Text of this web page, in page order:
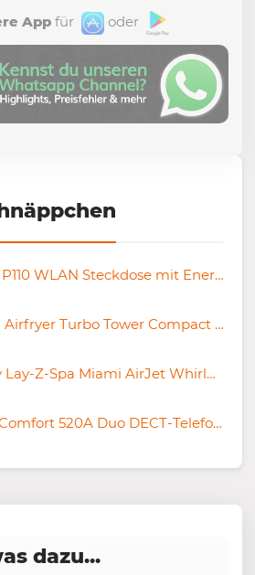
Appfür oder
💥 4x Tapo P110 WLAN Steckdose mit Energieverbrauchsmesser für 29,66€ (statt 41€)
🍖 COSORI Airfryer Turbo Tower Compact mit 2 Kammern für 149,99€ (statt 180€)
💦 Bestway Lay-Z-Spa Miami AirJet Whirlpool mit Massagedüsen für 299,99€ (statt 390€)
☎️ Gigaset Comfort 520A Duo DECT-Telefone mit Anrufbeantworter für 79,99€ (statt 103€)
dazu...